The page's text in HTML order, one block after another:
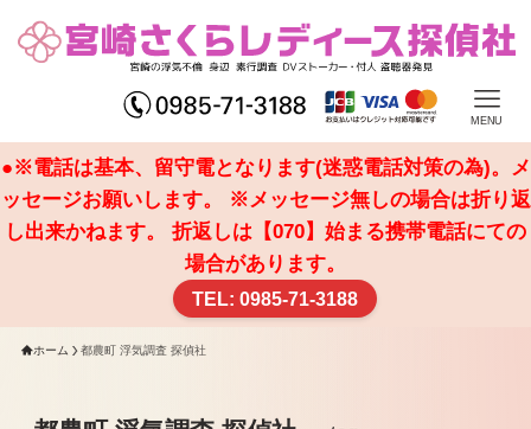
MENU
●※電話は基本、留守電となります(迷惑電話対策の為)。メ
ッセージお願いします。 ※メッセージ無しの場合は折り返
し出来かねます。 折返しは【070】始まる携帯電話にての
場合があります。
TEL: 0985-71-3188
ホーム 都農町 浮気調査 探偵社